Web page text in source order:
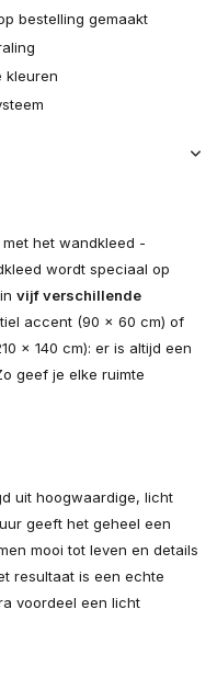
bestelling gemaakt
kleuren
het wandkleed -
wordt speciaal op
vijf verschillende
accent (90 × 60 cm) of
× 140 cm): er is altijd een
geef je elke ruimte
uit hoogwaardige, licht
geeft het geheel een
mooi tot leven en details
resultaat is een echte
voordeel een licht